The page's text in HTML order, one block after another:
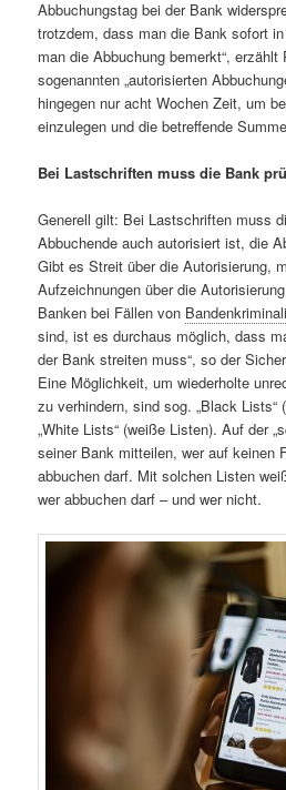
Abbuchungstag bei der Bank
trotzdem, dass man die Bank sofort
man die Abbuchung bemerkt“,
sogenannten „autorisierten
hingegen nur acht Wochen Zeit, um
einzulegen und die betreffende
Bei Lastschriften muss die Bank
Generell gilt: Bei Lastschriften muss
Abbuchende auch autorisiert ist, die
Gibt es Streit über die Autorisierung,
Aufzeichnungen über die
Banken bei Fällen von
sind, ist es durchaus möglich, dass
der Bank streiten muss“, so der
Eine Möglichkeit, um wiederholte
zu verhindern, sind sog. „Black Lists“
„White Lists“ (weiße Listen). Auf der
seiner Bank mitteilen, wer auf keinen
abbuchen darf. Mit solchen Listen
wer abbuchen darf – und wer nicht.